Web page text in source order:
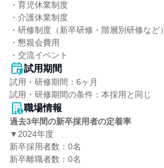
・育児休業制度
・介護休業制度
・研修制度（新卒研修・階層別研修など）
・懇親会費⽤
・交流イベント
試用期間
試用・研修期間：6ヶ月
職場情報
過去3年間の新卒採用者の定着率
▼2024年度
新卒採用者数：0名
新卒離職者数：0名